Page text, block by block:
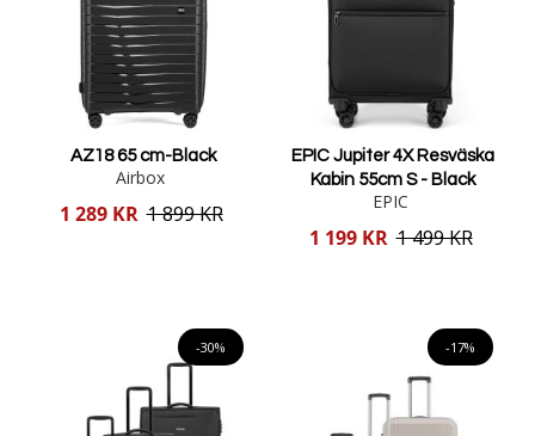
AZ18 65 cm-Black
Airbox
Reducerat
1 289 KR 1 899 KR
EPIC Jupiter 4X Resväska
Kabin 55cm S - Black
EPIC
Reducerat
1 199 KR 1 499 KR
-30% -17%